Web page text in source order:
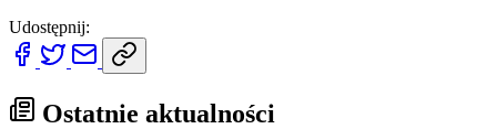
Udostępnij:
Ostatnie aktualności